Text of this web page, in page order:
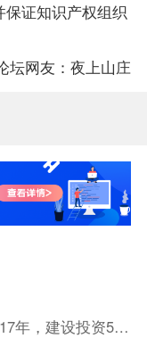
证知识产权组织
坛网友：夜上山庄
某建设项目建设期3年，生产经营期17年，建设投资5500万元